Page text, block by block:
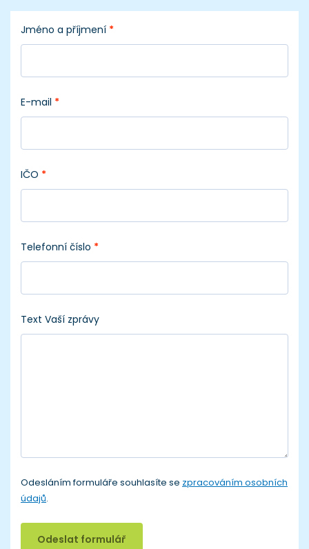
Jméno a příjmení *
E-mail *
IČO *
Telefonní číslo *
Text Vaší zprávy
Odesláním formuláře souhlasíte se zpracováním osobních
údajů.
Odeslat formulář